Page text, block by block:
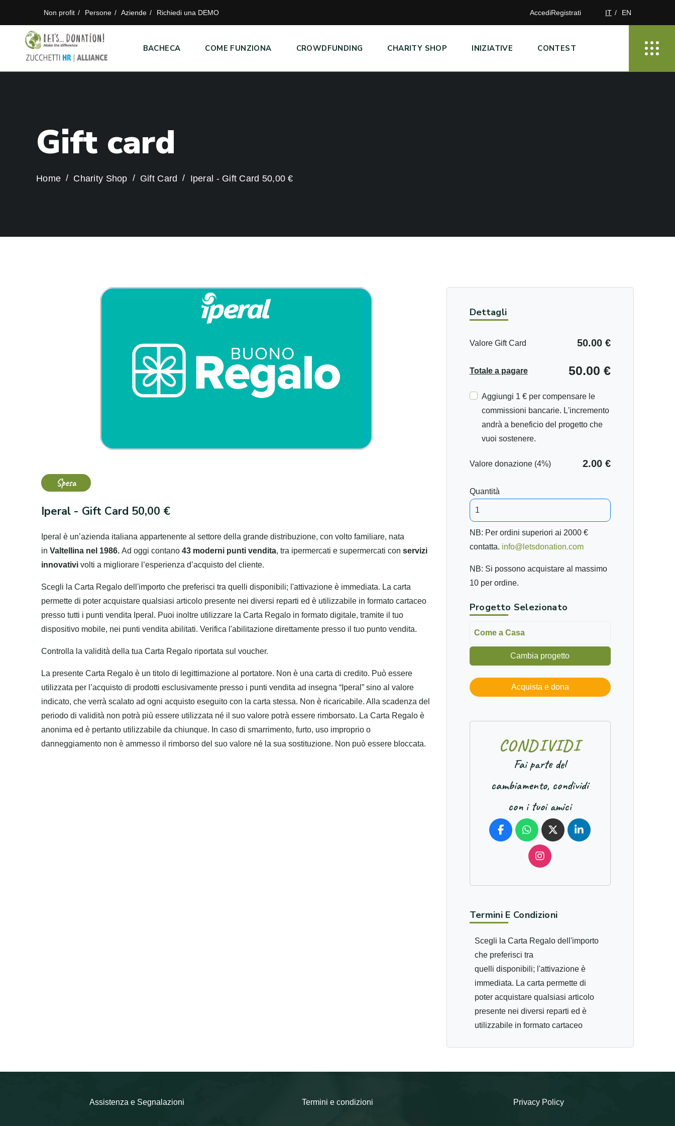
Non profit Persone Aziende Richiedi una DEMO AccediRegistrati IT EN
BACHECA COME FUNZIONA CROWDFUNDING CHARITY SHOP INIZIATIVE CONTEST
Gift card
Home Charity Shop Gift Card Iperal - Gift Card 50,00 €
Spesa
Iperal - Gift Card 50,00 €
Iperal è un’azienda italiana appartenente al settore della grande distribuzione, con volto familiare, nata
inValtellina nel 1986. Ad oggi contano43 moderni punti vendita, tra ipermercati e supermercati conservizi
innovativi volti a migliorare l’esperienza d’acquisto del cliente.
Scegli la Carta Regalo dell'importo che preferisci tra quelli disponibili; l'attivazione è immediata. La carta
permette di poter acquistare qualsiasi articolo presente nei diversi reparti ed è utilizzabile in formato cartaceo
presso tutti i punti vendita Iperal. Puoi inoltre utilizzare la Carta Regalo in formato digitale, tramite il tuo
dispositivo mobile, nei punti vendita abilitati. Verifica l'abilitazione direttamente presso il tuo punto vendita.
Controlla la validità della tua Carta Regalo riportata sul voucher.
La presente Carta Regalo è un titolo di legittimazione al portatore. Non è una carta di credito. Può essere
utilizzata per l’acquisto di prodotti esclusivamente presso i punti vendita ad insegna “Iperal” sino al valore
indicato, che verrà scalato ad ogni acquisto eseguito con la carta stessa. Non è ricaricabile. Alla scadenza del
periodo di validità non potrà più essere utilizzata né il suo valore potrà essere rimborsato. La Carta Regalo è
anonima ed è pertanto utilizzabile da chiunque. In caso di smarrimento, furto, uso improprio o
danneggiamento non è ammesso il rimborso del suo valore né la sua sostituzione. Non può essere bloccata.
Dettagli
Valore Gift Card 50.00 €
Totale a pagare 50.00 €
Aggiungi 1 € per compensare le
commissioni bancarie. L'incremento
andrà a beneficio del progetto che
vuoi sostenere.
Valore donazione (4%) 2.00 €
Quantità
NB: Per ordini superiori ai 2000 €
contatta. info@letsdonation.com
NB: Si possono acquistare al massimo
10 per ordine.
Progetto Selezionato
Come a Casa
Cambia progetto
Acquista e dona
CONDIVIDI
Fai parte del
cambiamento, condividi
con i tuoi amici
Termini E Condizioni
Scegli la Carta Regalo dell'importo
che preferisci tra
quelli disponibili; l'attivazione è
immediata. La carta permette di
poter acquistare qualsiasi articolo
presente nei diversi reparti ed è
utilizzabile in formato cartaceo
Assistenza e Segnalazioni Termini e condizioni Privacy Policy